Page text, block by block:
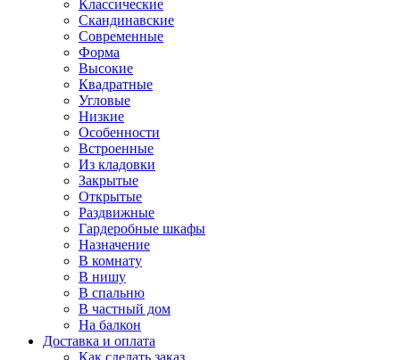
Классические
Скандинавские
Современные
Форма
Высокие
Квадратные
Угловые
Низкие
Особенности
Встроенные
Из кладовки
Закрытые
Открытые
Раздвижные
Гардеробные шкафы
Назначение
В комнату
В нишу
В спальню
В частный дом
На балкон
Доставка и оплата
Как сделать заказ